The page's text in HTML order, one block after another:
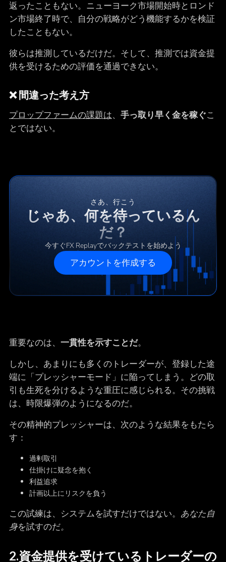
返ったこともない。ニューヨーク市場開始時とロンド
ン市場終了時で、自分の戦略がどう機能するかを検証
したこともない。
彼らは推測しているだけだ。そして、推測では資金提
供を受けるための評価を通過できない。
❌ 間違った考え方
プロップファームの課題は、 手っ取り早く金を稼ぐこ
とではない。
さあ、行こう
じゃあ、何を待っているん
だ？
今すぐFX Replayでバックテストを始めよう
アカウントを作成する
重要なのは、 一貫性を示すことだ。
しかし、あまりにも多くのトレーダーが、登録した途
端に「プレッシャーモード」に陥ってしまう。どの取
引も生死を分けるような重圧に感じられる。その挑戦
は、時限爆弾のようになるのだ。
その精神的プレッシャーは、次のような結果をもたら
す：
過剰取引
仕掛けに疑念を抱く
利益追求
計画以上にリスクを負う
この試練は、システムを試すだけではない。 あなた自
身を試すのだ。
2.資金提供を受けているトレーダーの